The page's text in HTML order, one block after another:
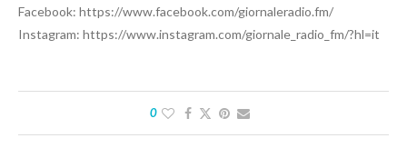
Facebook: https://www.facebook.com/giornaleradio.fm/
Instagram: https://www.instagram.com/giornale_radio_fm/?hl=it
0